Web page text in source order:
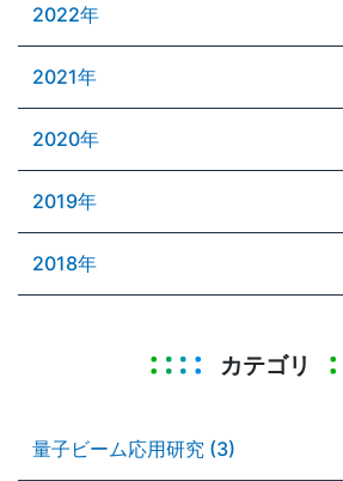
2022年
2021年
2020年
2019年
2018年
カテゴリ
量子ビーム応用研究 (3)